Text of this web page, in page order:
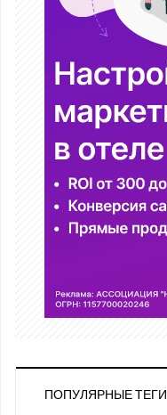
ПОПУЛЯРНЫЕ ТЕГИ